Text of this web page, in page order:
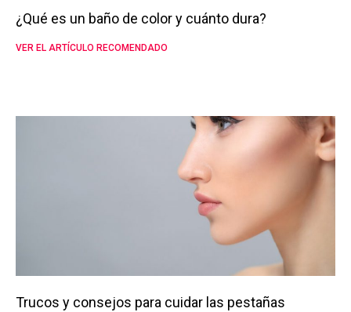
¿Qué es un baño de color y cuánto dura?
VER EL ARTÍCULO RECOMENDADO
Trucos y consejos para cuidar las pestañas